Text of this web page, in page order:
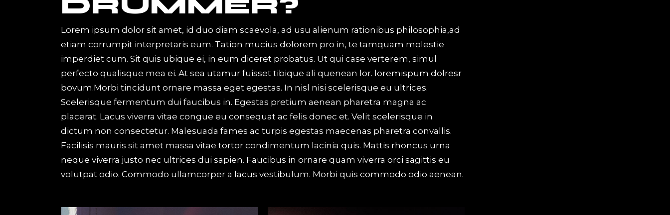
DRUMMER?
Lorem ipsum dolor sit amet, id duo diam scaevola, ad usu alienum rationibus philosophia,ad
etiam corrumpit interpretaris eum. Tation mucius dolorem pro in, te tamquam molestie
imperdiet cum. Sit quis ubique ei, in eum diceret probatus. Ut qui case verterem, simul
perfecto qualisque mea ei. At sea utamur fuisset tibique ali quenean lor. loremispum dolresr
bovum.Morbi tincidunt ornare massa eget egestas. In nisl nisi scelerisque eu ultrices.
Scelerisque fermentum dui faucibus in. Egestas pretium aenean pharetra magna ac
placerat. Lacus viverra vitae congue eu consequat ac felis donec et. Velit scelerisque in
dictum non consectetur. Malesuada fames ac turpis egestas maecenas pharetra convallis.
Facilisis mauris sit amet massa vitae tortor condimentum lacinia quis. Mattis rhoncus urna
neque viverra justo nec ultrices dui sapien. Faucibus in ornare quam viverra orci sagittis eu
volutpat odio. Commodo ullamcorper a lacus vestibulum. Morbi quis commodo odio aenean.